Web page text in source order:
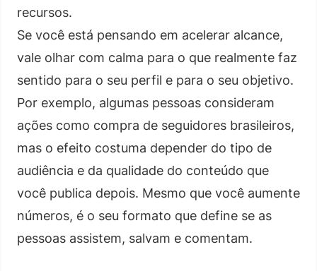
recursos.
Se você está pensando em acelerar alcance,
vale olhar com calma para o que realmente faz
sentido para o seu perfil e para o seu objetivo.
Por exemplo, algumas pessoas consideram
ações como compra de seguidores brasileiros,
mas o efeito costuma depender do tipo de
audiência e da qualidade do conteúdo que
você publica depois. Mesmo que você aumente
números, é o seu formato que define se as
pessoas assistem, salvam e comentam.